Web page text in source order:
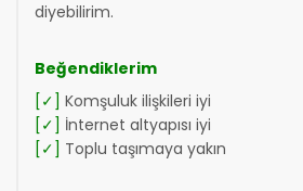
diyebilirim.
Beğendiklerim
[✓] Komşuluk ilişkileri iyi
[✓] İnternet altyapısı iyi
[✓] Toplu taşımaya yakın